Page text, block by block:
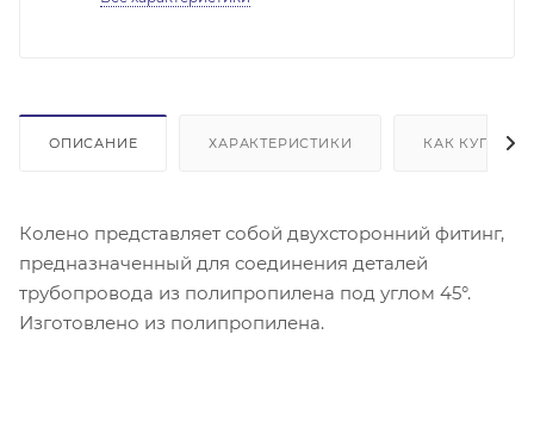
ОПИСАНИЕ ХАРАКТЕРИСТИКИ КАК КУПИТЬ
Колено представляет собой двухсторонний фитинг,
предназначенный для соединения деталей
трубопровода из полипропилена под углом 45°.
Изготовлено из полипропилена.